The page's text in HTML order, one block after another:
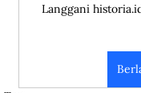
Langgani